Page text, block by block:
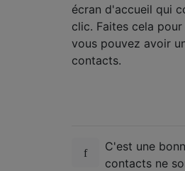
écran d'accueil qui
clic. Faites cela
vous pouvez avoir
contacts.
C'est une
contacts ne